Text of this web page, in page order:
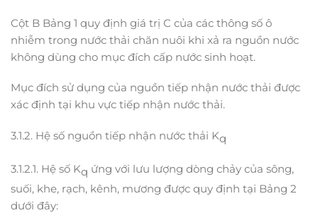
Cột B Bảng 1 quy định giá trị C của các thông số ô
nhiễm trong nước thải chăn nuôi khi xả ra nguồn nước
không dùng cho mục đích cấp nước sinh hoạt.
Mục đích sử dụng của nguồn tiếp nhận nước thải được
xác định tại khu vực tiếp nhận nước thải.
3.1.2. Hệ số nguồn tiếp nhận nước thải Kq
3.1.2.1. Hệ số Kq ứng với lưu lượng dòng chảy của sông,
suối, khe, rạch, kênh, mương được quy định tại Bảng 2
dưới đây: